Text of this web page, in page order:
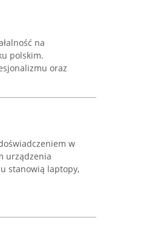
na
polskim.
oraz
w
urządzenia
stanowią laptopy,